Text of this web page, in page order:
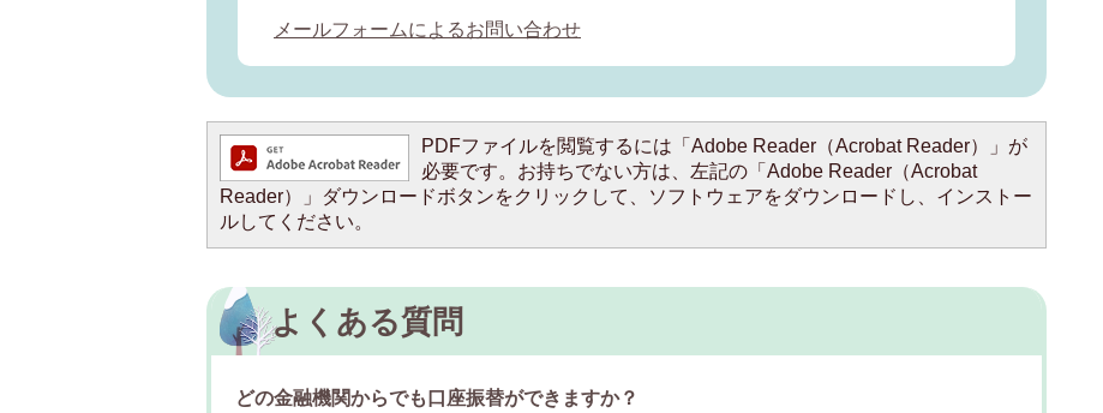
メールフォームによるお問い合わせ
PDFファイルを閲覧するには「Adobe Reader（Acrobat Reader）」が
必要です。お持ちでない方は、左記の「Adobe Reader（Acrobat
Reader）」ダウンロードボタンをクリックして、ソフトウェアをダウンロードし、インストー
ルしてください。
よくある質問
どの金融機関からでも口座振替ができますか？